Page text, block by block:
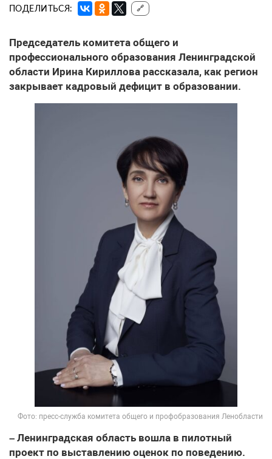
ПОДЕЛИТЬСЯ: 🔗
Председатель комитета общего и
профессионального образования Ленинградской
области Ирина Кириллова рассказала, как регион
закрывает кадровый дефицит в образовании.
Фото: пресс-служба комитета общего и профобразования Ленобласти
– Ленинградская область вошла в пилотный
проект по выставлению оценок по поведению.